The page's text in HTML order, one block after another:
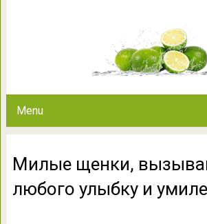
Menu
Милые щенки,
любого улыбку и